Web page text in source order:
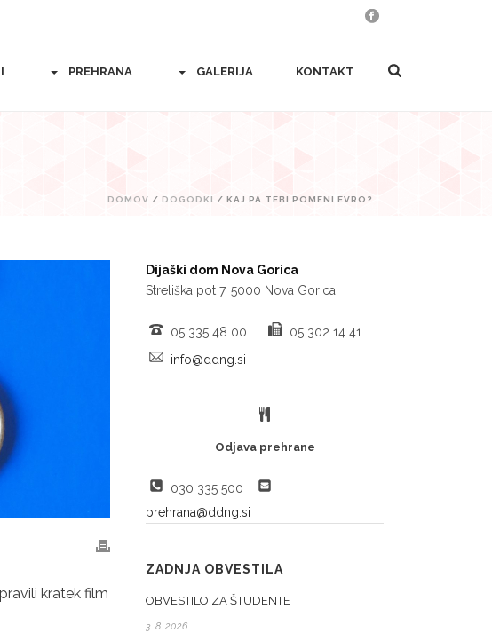
PREHRANA GALERIJA KONTAKT
DOMOV / DOGODKI / KAJ PA TEBI POMENI EVRO?
kratek film
Dijaški dom Nova Gorica
Streliška pot 7, 5000 Nova Gorica
05 335 48 00
05 302 14 41
info@ddng.si
Odjava prehrane
030 335 500
prehrana@ddng.si
ZADNJA OBVESTILA
OBVESTILO ZA ŠTUDENTE
3. 8. 2026